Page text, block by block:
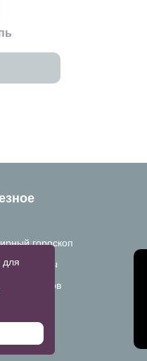
гороскоп
и ответы
размеров